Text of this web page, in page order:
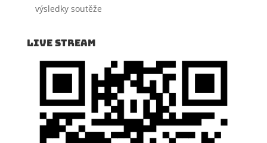
výsledky soutěže
Live Stream